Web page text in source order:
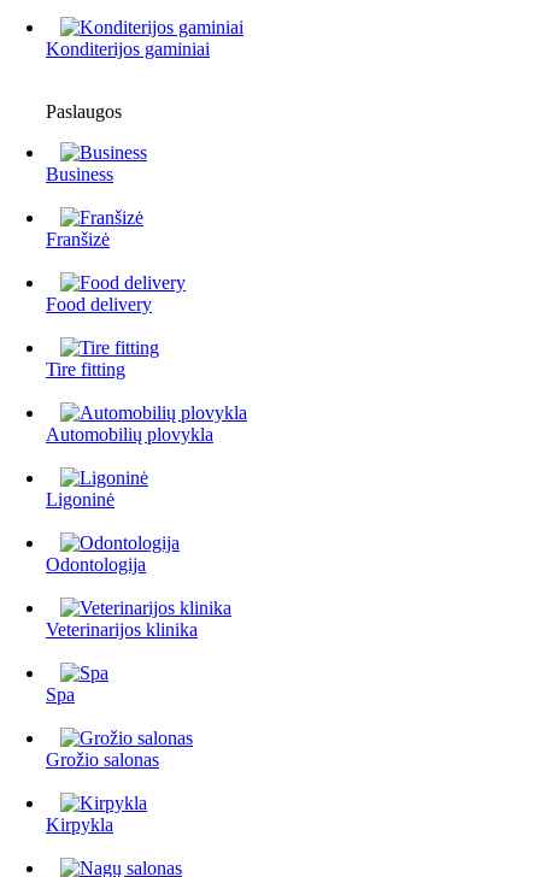
Konditerijos gaminiai
Paslaugos
Business
Franšizė
Food delivery
Tire fitting
Automobilių plovykla
Ligoninė
Odontologija
Veterinarijos klinika
Spa
Grožio salonas
Kirpykla